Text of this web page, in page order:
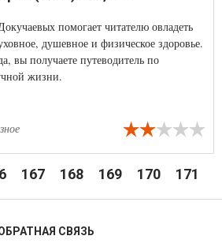
помогает читателю овладеть
душевное и физическое здоровье.
вы получаете путеводитель по
жизни.
167 168 169 170 171
СВЯЗЬ